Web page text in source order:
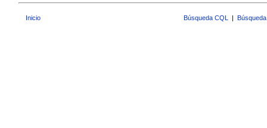
Inicio Búsqueda CQL